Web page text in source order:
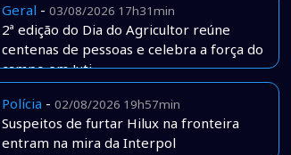
Geral - 03/08/2026 17h31min
2ª edição do Dia do Agricultor reúne
centenas de pessoas e celebra a força do
campo em Juti
Polícia - 02/08/2026 19h57min
Suspeitos de furtar Hilux na fronteira
entram na mira da Interpol